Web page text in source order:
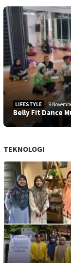
LIFESTYLE 9
Belly Fit Dance
TEKNOLOGI